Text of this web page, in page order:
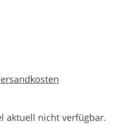
aktuell nicht verfügbar.